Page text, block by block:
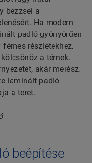
bézzsel a
Ha modern
padló gyönyörűen
részletekhez,
a térnek.
akár merész,
laminált padló
a teret.
beépítése